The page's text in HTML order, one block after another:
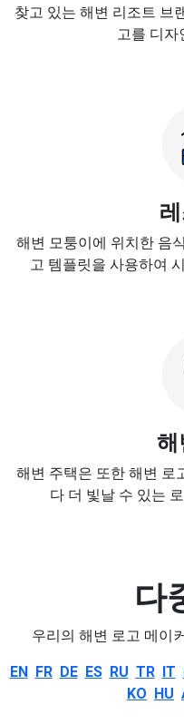
찾고 있는 해변 리조트 브
고를 디자
해변 모퉁이에 위치한 음
고 템플릿을 사용하여
해
해변 주택은 또한 해변 로
다 더 빛날 수 있는
다
우리의 해변 로고 메이
EN FR DE ES RU TR IT
KO HU